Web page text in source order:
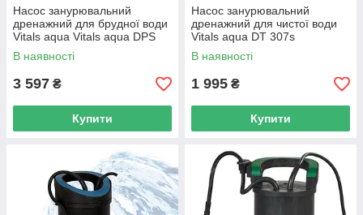
Насос занурювальний
дренажний для брудної води
Vitals aqua Vitals aqua DPS
713s (Безкоштовна доставка)
В наявності
3 597 ₴
Купити
Насос занурювальний
дренажний для чистої води
Vitals aqua DT 307s
(Безкоштовна доставка)
В наявності
1 995 ₴
Купити